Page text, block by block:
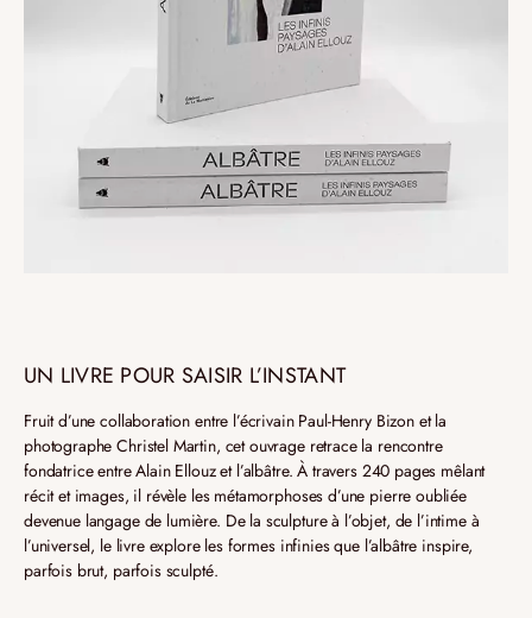
UN LIVRE POUR SAISIR L’INSTANT
Fruit d’une collaboration entre l’écrivain Paul-Henry Bizon et la
photographe Christel Martin, cet ouvrage retrace la rencontre
fondatrice entre Alain Ellouz et l’albâtre.À travers 240 pages mêlant
récit et images, il révèle les métamorphoses d’une pierre oubliée
devenue langage de lumière. De la sculpture à l’objet, de l’intime à
l’universel, le livre explore les formes infinies que l’albâtre inspire,
parfois brut, parfois sculpté.